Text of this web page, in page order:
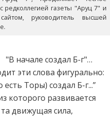
редколлегией газеты "Аруц 7" и
руководитель высшей
начале создал Б-г"…
эти слова фигурально:
Торы) создал Б-г...”
которого развивается
движущая сила,